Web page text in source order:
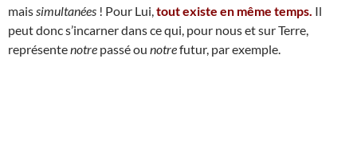
mais simultanées ! Pour Lui, tout existe en même temps. Il
peut donc s’incarner dans ce qui, pour nous et sur Terre,
représentenotre passé ou notrefutur, par exemple.